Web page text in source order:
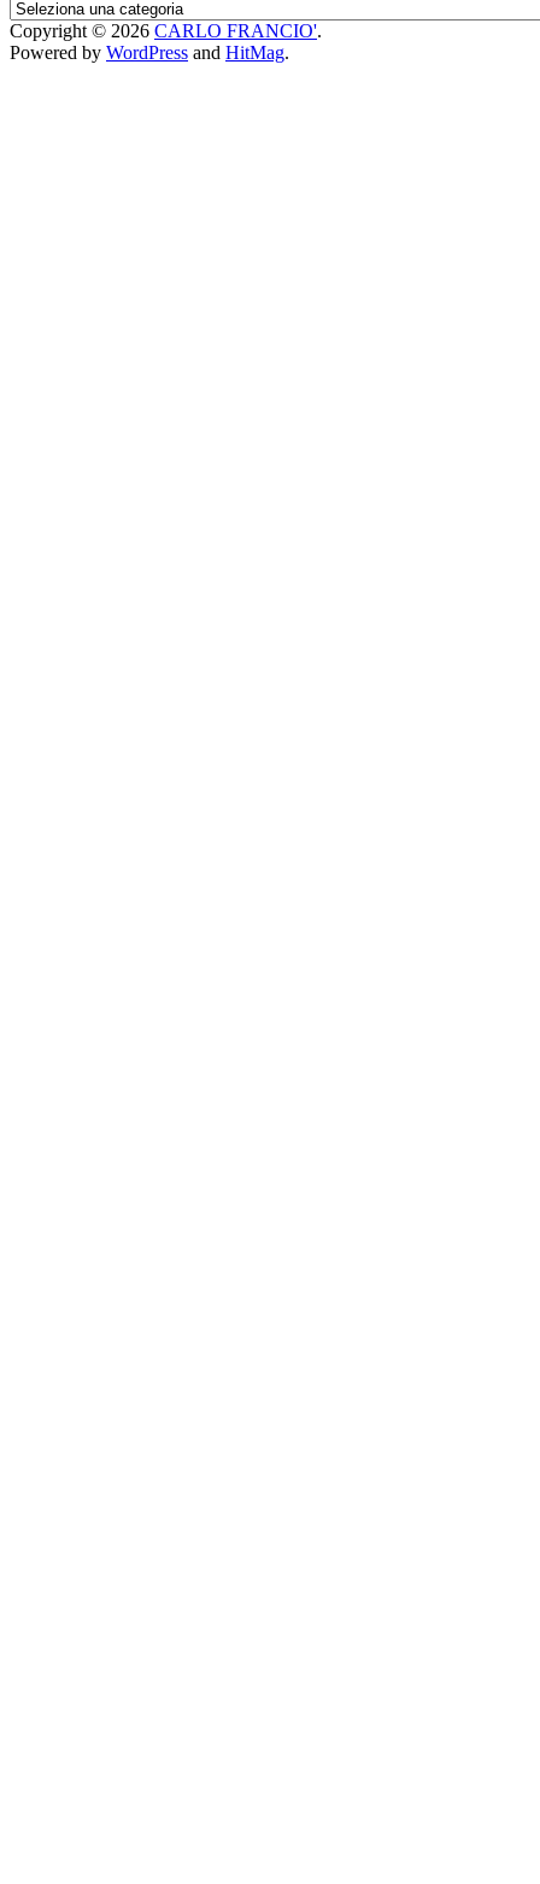
Protagonisti
del
Copyright © 2026 CARLO FRANCIO'.
Powered by WordPress and HitMag.